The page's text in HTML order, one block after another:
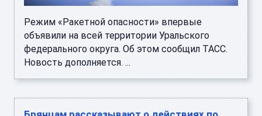
Режим «Ракетной опасности» впервые
объявили на всей территории Уральского
федерального округа. Об этом сообщил ТАСС.
Новость дополняется. ...